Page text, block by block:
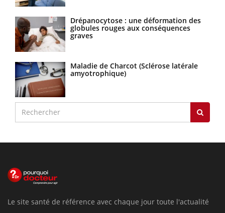
Drépanocytose : une déformation des
globules rouges aux conséquences
graves
Maladie de Charcot (Sclérose latérale
amyotrophique)
Le site santé de référence avec chaque jour toute l'actualité